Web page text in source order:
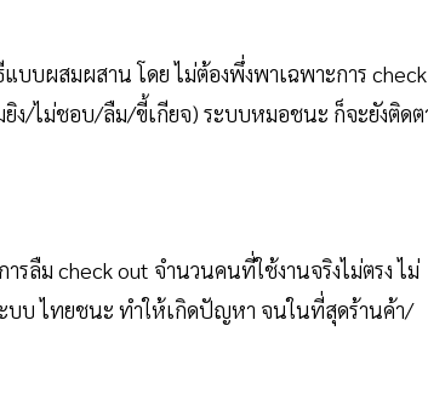
บบผสมผสาน โดย ไม่ต้องพึ่งพาเฉพาะการ check
ยิง/ไม่ชอบ/ลืม/ขี้เกียจ) ระบบหมอชนะ ก็จะยังติด
รลืม check out จำนวนคนที่ใช้งานจริงไม่ตรง ไม่
บบ ไทยชนะ ทำให้เกิดปัญหา จนในที่สุดร้านค้า/